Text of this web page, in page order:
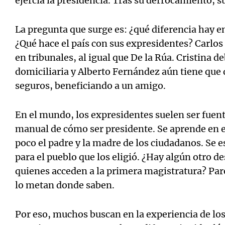
La pregunta que surge es: ¿qué diferencia hay
¿Qué hace el país con sus expresidentes?
en tribunales, al igual que De la Rúa. Cristina
domiciliaria y Alberto Fernández aún tiene que
seguros, beneficiando a un amigo.
En el mundo, los expresidentes suelen ser
manual de cómo ser presidente. Se aprende en
poco el padre y la madre de los ciudadanos. Se
para el pueblo que los eligió. ¿Hay algún otro
quienes acceden a la primera magistratura?
lo metan donde saben.
Por eso, muchos buscan en la experiencia de